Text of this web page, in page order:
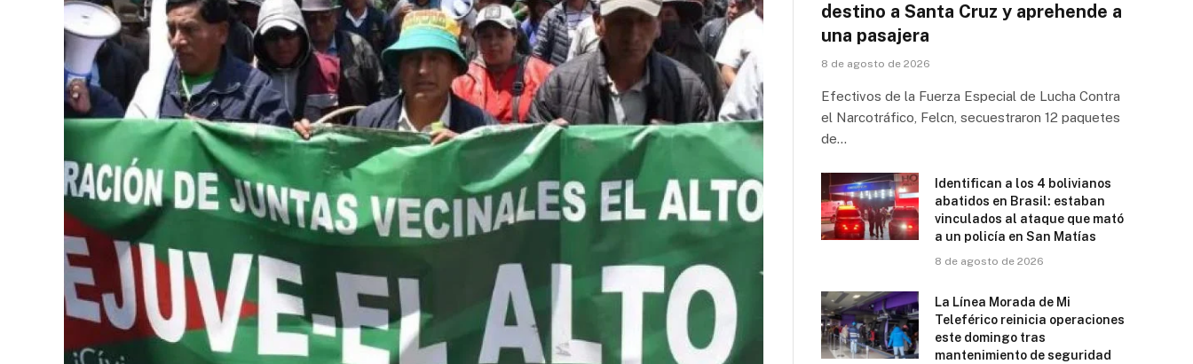
destino a Santa Cruz y aprehende a
una pasajera
8 de agosto de 2026
Efectivos de la Fuerza Especial de Lucha Contra
el Narcotráfico, Felcn, secuestraron 12 paquetes
de…
Identifican a los 4 bolivianos
abatidos en Brasil: estaban
vinculados al ataque que mató
a un policía en San Matías
8 de agosto de 2026
La Línea Morada de Mi
Teleférico reinicia operaciones
este domingo tras
mantenimiento de seguridad